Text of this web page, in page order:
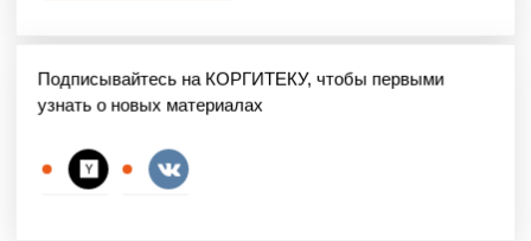
Подписывайтесь на КОРГИТЕКУ, чтобы первыми
узнать о новых материалах